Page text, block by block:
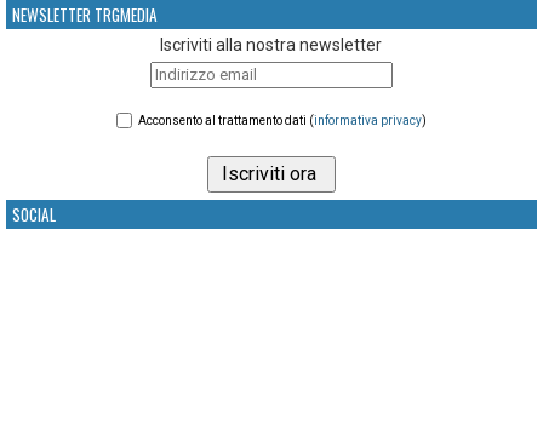
NEWSLETTER TRGMEDIA
Iscriviti alla nostra newsletter
Acconsento al trattamento dati (informativa privacy)
SOCIAL